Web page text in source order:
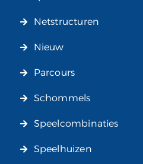
Netstructuren
Nieuw
Parcours
Schommels
Speelcombinaties
Speelhuizen